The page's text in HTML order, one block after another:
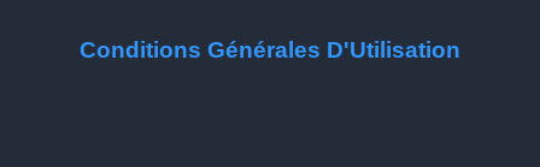
Conditions Générales D'Utilisation